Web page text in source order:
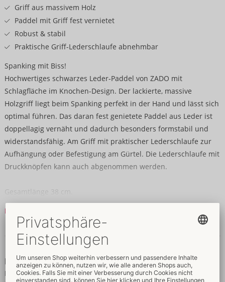
Griff aus massivem Holz
Paddel mit Griff fest vernietet
Robust & stabil
Praktische Griff-Lederschlaufe abnehmbar
Spanking mit Biss!
Hochwertiges schwarzes Leder-Paddel von ZADO mit
Schlagfläche im Knochen-Design. Der lackierte, massive
Holzgriff liegt beim Spanking perfekt in der Hand und lässt sich
optimal führen. Das daran fest genietete Paddel aus Leder ist
doppellagig vernäht und dadurch besonders formstabil und
widerstandsfähig. Am Griff mit praktischer Lederschlaufe zur
Aufhängung oder Befestigung am Gürtel. Die Lederschlaufe mit
Druckknöpfen kann auch abgenommen werden.
Gesamtlänge 38 cm.
Leder (Rind), Holz.
Mehr lesen
Daten & Eigenschaften
Eigenschaften
Für Frauen